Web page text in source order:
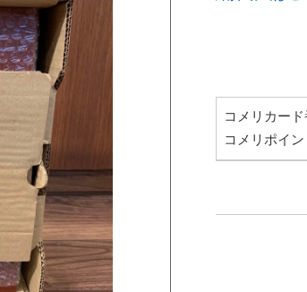
コメリカー
コメリポイン